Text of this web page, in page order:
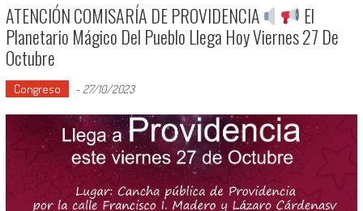
ATENCIÓN COMISARÍA DE PROVIDENCIA
El
Planetario Mágico Del Pueblo Llega Hoy Viernes 27 De
Octubre
Congreso - 27/10/2023